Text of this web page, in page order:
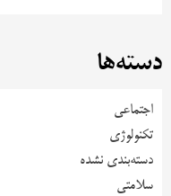
دسته‌ها
اجتماعی
تکنولوژی
دسته‌بندی نشده
سلامتی